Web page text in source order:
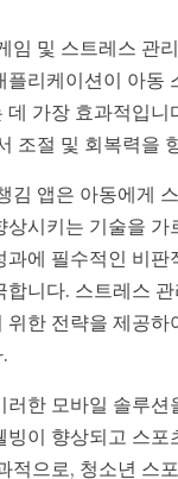
임 및 스트레스 관
플리케이션이 아동
데 가장 효과적입니
조절 및 회복력을
김 앱은 아동에게
상시키는 기술을 가
과에 필수적인 비판
합니다. 스트레스
위한 전략을 제공하
러한 모바일 솔루션
빙이 향상되고 스포
적으로, 청소년 스